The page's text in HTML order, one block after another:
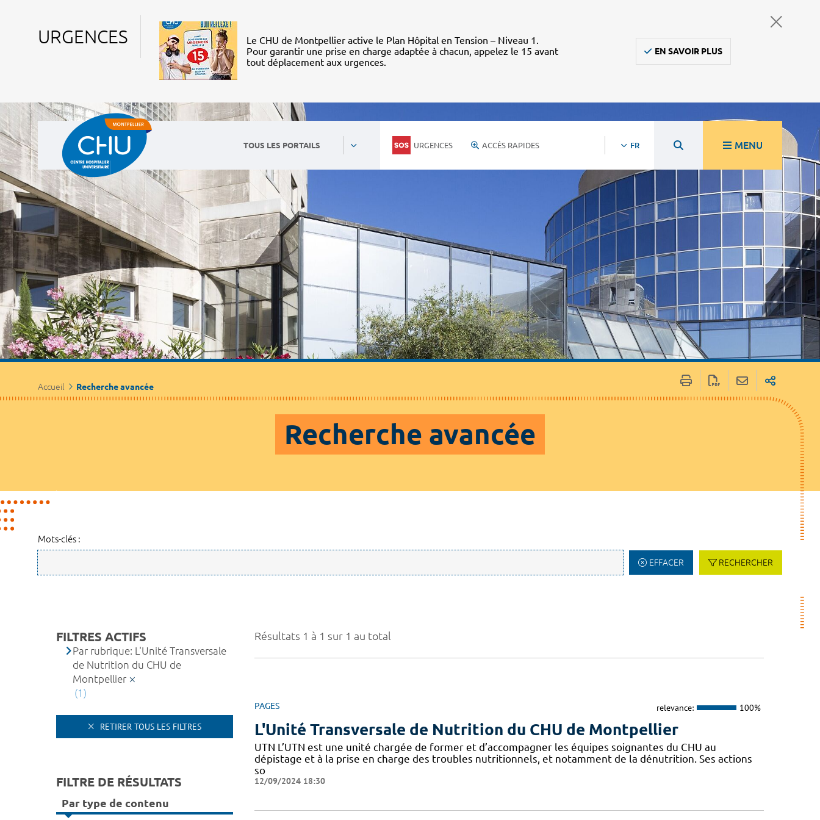
URGENCES
Le CHU de Montpellier active le Plan Hôpital en Tension – Niveau 1.
Pour garantir une prise en charge adaptée à chacun, appelez le 15 avant
tout déplacement aux urgences.
EN SAVOIR PLUS
TOUS LES PORTAILS URGENCES ACCÈS RAPIDES FR MENU
Accueil Recherche avancée
Recherche avancée
Mots-clés :
EFFACER RECHERCHER
Résultats 1 à 1 sur 1 au total
PAGES relevance: 100%
L'Unité Transversale de Nutrition du CHU de Montpellier
UTN L’UTN est une unité chargée de former et d’accompagner les équipes soignantes du CHU au
dépistage et à la prise en charge des troubles nutritionnels, et notamment de la dénutrition. Ses actions
so
12/09/2024 18:30
FILTRES ACTIFS
Par rubrique: L'Unité Transversale
de Nutrition du CHU de
Montpellier
(1)
RETIRER TOUS LES FILTRES
FILTRE DE RÉSULTATS
Par type de contenu